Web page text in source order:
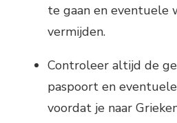
te gaan en eventuele
vermijden.
Controleer altijd de
paspoort en
voordat je naar